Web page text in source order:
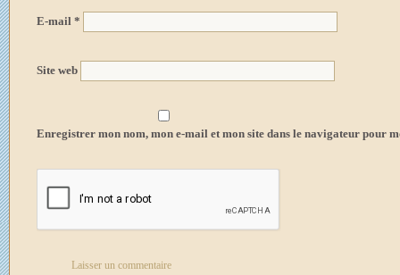
E-mail *
Site web
Enregistrer mon nom, mon e-mail et mon site dans le navigateur pour